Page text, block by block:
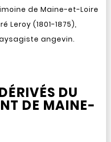
de Maine-et-Loire
Leroy (1801-1875),
angevin.
DU
DE MAINE-